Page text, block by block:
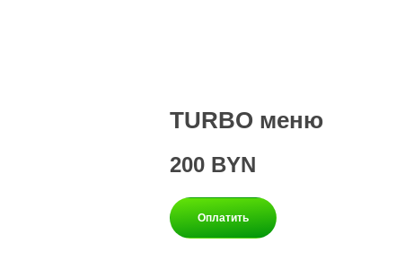
TURBO меню
200 BYN
Оплатить